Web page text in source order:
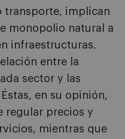
transporte, implican
monopolio natural a
infraestructuras.
entre la
sector y las
en su opinión,
regular precios y
mientras que